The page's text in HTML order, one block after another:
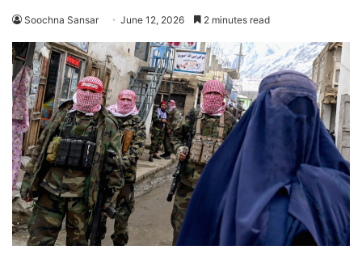
Soochna Sansar June 12, 2026 2 minutes read